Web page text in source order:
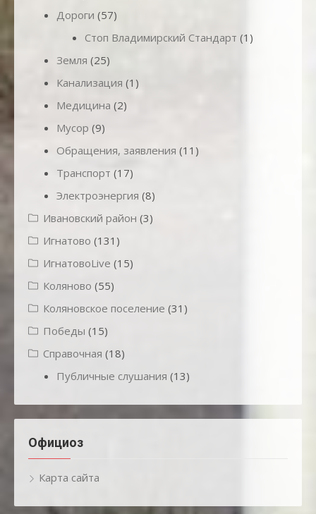
Дороги (57)
Стоп Владимирский Стандарт (1)
Земля (25)
Канализация (1)
Медицина (2)
Мусор (9)
Обращения, заявления (11)
Транспорт (17)
Электроэнергия (8)
Ивановский район (3)
Игнатово (131)
ИгнатовоLive (15)
Коляново (55)
Коляновское поселение (31)
Победы (15)
Справочная (18)
Публичные слушания (13)
Официоз
Карта сайта